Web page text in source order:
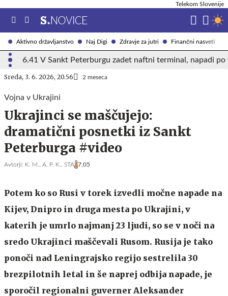
Aktivno državljanstvo Naj Digi Zdravje za jutri Finančni nasveti
6.41 V Sankt Peterburgu zadet naftni terminal, napadi
Telekom Slovenije
Sreda, 3. 6. 2026, 20.56 2 meseca
Vojna v Ukrajini
Ukrajinci se maščujejo:
dramatični posnetki iz Sankt
Peterburga #video
Avtorji: K. M., A. P. K., STA 7,05
Potem ko so Rusi v torek izvedli močne napade na
Kijev, Dnipro in druga mesta po Ukrajini, v
katerih je umrlo najmanj 23 ljudi, so se v noči na
sredo Ukrajinci maščevali Rusom. Rusija je tako
ponoči nad Leningrajsko regijo sestrelila 30
brezpilotnih letal in še naprej odbija napade, je
sporočil regionalni guverner Aleksander